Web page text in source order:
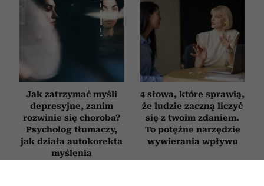
Jak zatrzymać myśli
depresyjne, zanim
rozwinie się choroba?
Psycholog tłumaczy,
jak działa autokorekta
myślenia
4 słowa, które sprawią,
że ludzie zaczną liczyć
się z twoim zdaniem.
To potężne narzędzie
wywierania wpływu